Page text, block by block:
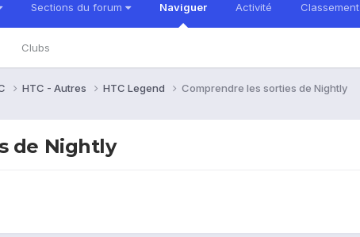
Sections du forum Naviguer
Clubs
Activité Classement
HTC - Autres HTC Legend Comprendre les sorties de Nightly
de Nightly